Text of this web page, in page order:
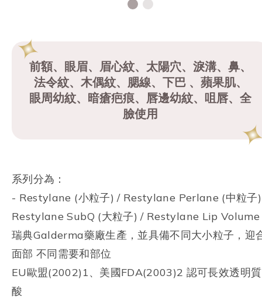
前額、眼眉、眉心紋、太陽穴、淚溝、鼻、
法令紋、木偶紋、腮線、下巴 、蘋果肌、
眼周幼紋、暗瘡疤痕、唇邊幼紋、咀唇、全
臉使用
系列分為：
- Restylane (小粒子) / Restylane Perlane (中粒子
Restylane SubQ (大粒子) / Restylane Lip Volume
瑞典Galderma藥廠生產，並具備不同大小粒子，迎
面部 不同需要和部位
EU歐盟(2002)1、美國FDA(2003)2 認可長效透明質
酸